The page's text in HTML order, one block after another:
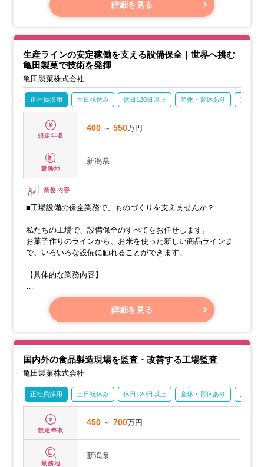
レビュー、管理
・関係部署（購買、製造、営業、物流 等）との連携、調整
成、原材料規格書類の確認、カルテ作成などの実務を担当。
詳細を見る
生産ラインの安定稼働を支える設備保全｜世界へ挑む
亀田製菓で技術を発揮
亀田製菓株式会社
正社員採用 土日祝休み 休日120日以上 産休・育休あり 賞与あ
想定年収
400 ～550万円
勤務地
新潟県
業務内容
■工場設備の保全業務で、ものづくりを支えませんか？
私たちの工場で、設備保全のすべてをお任せします。
お菓子作りのラインから、お米を使った新しい商品ラインま
で、いろいろな設備に触れることができます。
【具体的な業務内容】
・製造設備やユーティリティ設備の定期的な点検、大切に守
るためのメンテナンス
詳細を見る
国内外の食品製造現場を監査・改善する工場監査
亀田製菓株式会社
正社員採用 土日祝休み 休日120日以上 産休・育休あり
想定年収
450 ～700万円
勤務地
新潟県